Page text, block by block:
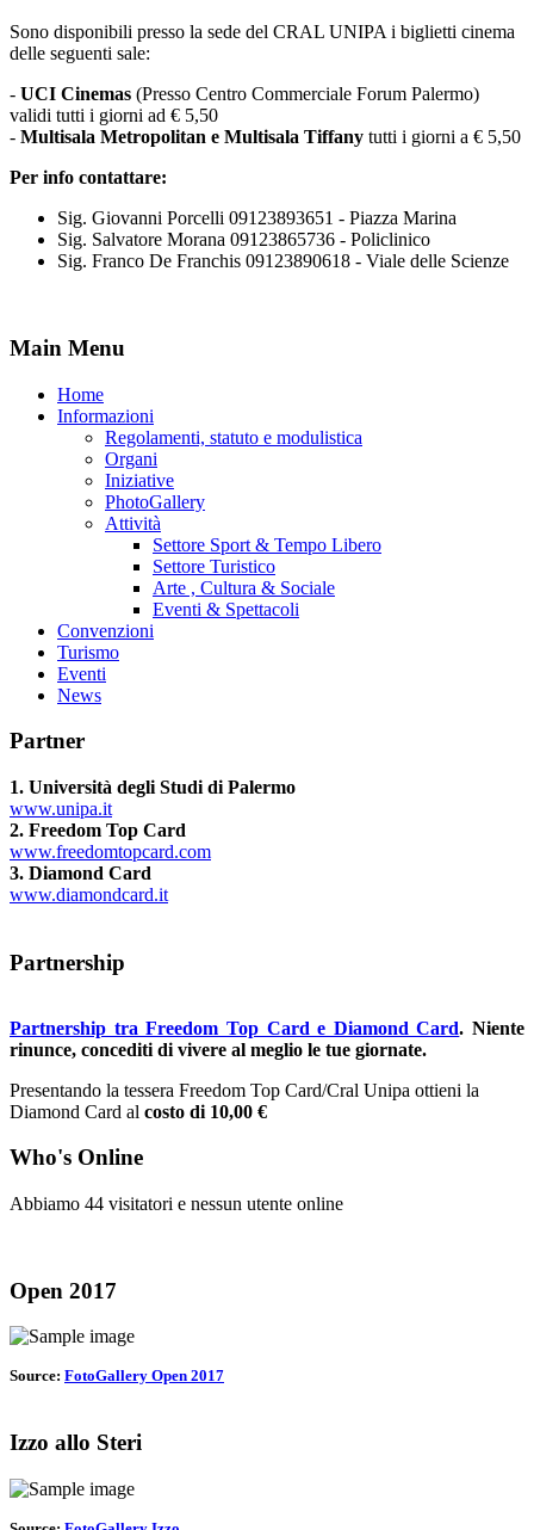
Sono disponibili presso la sede del CRAL UNIPA i biglietti cinema
delle seguenti sale:
- UCI Cinemas (Presso Centro Commerciale Forum Palermo)
validi tutti i giorni ad € 5,50
- Multisala Metropolitan e Multisala Tiffany tutti i giorni a € 5,50
Per info contattare:
Sig. Giovanni Porcelli 09123893651 - Piazza Marina
Sig. Salvatore Morana 09123865736 - Policlinico
Sig. Franco De Franchis 09123890618 - Viale delle Scienze
Main Menu
Home
Informazioni
Regolamenti, statuto e modulistica
Organi
Iniziative
PhotoGallery
Attività
Settore Sport & Tempo Libero
Settore Turistico
Arte , Cultura & Sociale
Eventi & Spettacoli
Convenzioni
Turismo
Eventi
News
Partner
1. Università degli Studi di Palermo
www.unipa.it
2. Freedom Top Card
www.freedomtopcard.com
3. Diamond Card
www.diamondcard.it
Partnership
Partnership tra Freedom Top Card e Diamond Card. Niente
rinunce, concediti di vivere al meglio le tue giornate.
Presentando la tessera Freedom Top Card/Cral Unipa ottieni la
Diamond Card al costo di 10,00 €
Who's Online
Abbiamo 44 visitatori e nessun utente online
Open 2017
Source: FotoGallery Open 2017
Izzo allo Steri